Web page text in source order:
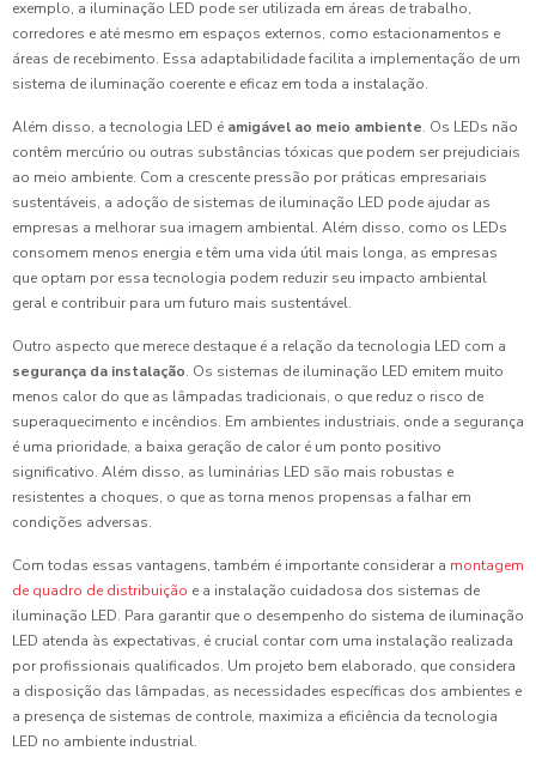
exemplo, a iluminação LED pode ser utilizada em áreas de trabalho,
corredores e até mesmo em espaços externos, como estacionamentos e
áreas de recebimento. Essa adaptabilidade facilita a implementação de um
sistema de iluminação coerente e eficaz em toda a instalação.
Além disso, a tecnologia LED é amigável ao meio ambiente. Os LEDs não
contêm mercúrio ou outras substâncias tóxicas que podem ser prejudiciais
ao meio ambiente. Com a crescente pressão por práticas empresariais
sustentáveis, a adoção de sistemas de iluminação LED pode ajudar as
empresas a melhorar sua imagem ambiental. Além disso, como os LEDs
consomem menos energia e têm uma vida útil mais longa, as empresas
que optam por essa tecnologia podem reduzir seu impacto ambiental
geral e contribuir para um futuro mais sustentável.
Outro aspecto que merece destaque é a relação da tecnologia LED com a
segurança da instalação. Os sistemas de iluminação LED emitem muito
menos calor do que as lâmpadas tradicionais, o que reduz o risco de
superaquecimento e incêndios. Em ambientes industriais, onde a segurança
é uma prioridade, a baixa geração de calor é um ponto positivo
significativo. Além disso, as luminárias LED são mais robustas e
resistentes a choques, o que as torna menos propensas a falhar em
condições adversas.
Com todas essas vantagens, também é importante considerar a montagem
de quadro de distribuição e a instalação cuidadosa dos sistemas de
iluminação LED. Para garantir que o desempenho do sistema de iluminação
LED atenda às expectativas, é crucial contar com uma instalação realizada
por profissionais qualificados. Um projeto bem elaborado, que considera
a disposição das lâmpadas, as necessidades específicas dos ambientes e
a presença de sistemas de controle, maximiza a eficiência da tecnologia
LED no ambiente industrial.